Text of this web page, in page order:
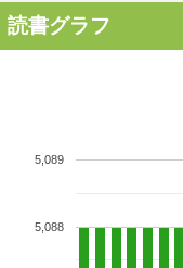
読書グラフ
5,088
5,089